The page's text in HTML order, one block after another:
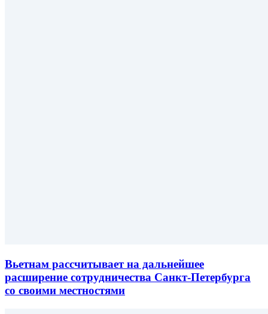
Вьетнам рассчитывает на дальнейшее
расширение сотрудничества Санкт-Петербурга
со своими местностями